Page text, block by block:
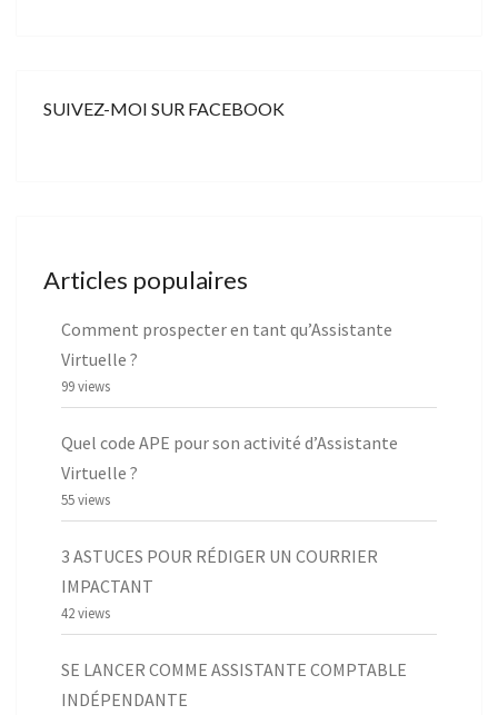
SUIVEZ-MOI SUR FACEBOOK
Articles populaires
Comment prospecter en tant qu’Assistante
Virtuelle ?
99 views
Quel code APE pour son activité d’Assistante
Virtuelle ?
55 views
3 ASTUCES POUR RÉDIGER UN COURRIER
IMPACTANT
42 views
SE LANCER COMME ASSISTANTE COMPTABLE
INDÉPENDANTE